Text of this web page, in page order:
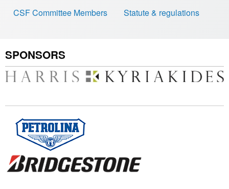
CSF Committee Members
Statute & regulations
SPONSORS